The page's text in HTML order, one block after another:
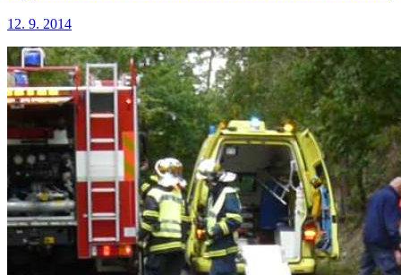
12. 9. 2014